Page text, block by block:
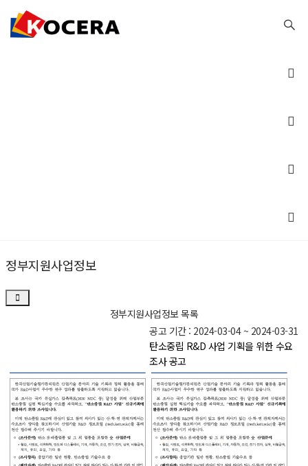
정부지원사업정보
정부지원사업정보 목록
공고 기간 : 2024-03-04 ~ 2024-03-31
탄소중립 R&D 사업 기획을 위한 수요
조사 공고